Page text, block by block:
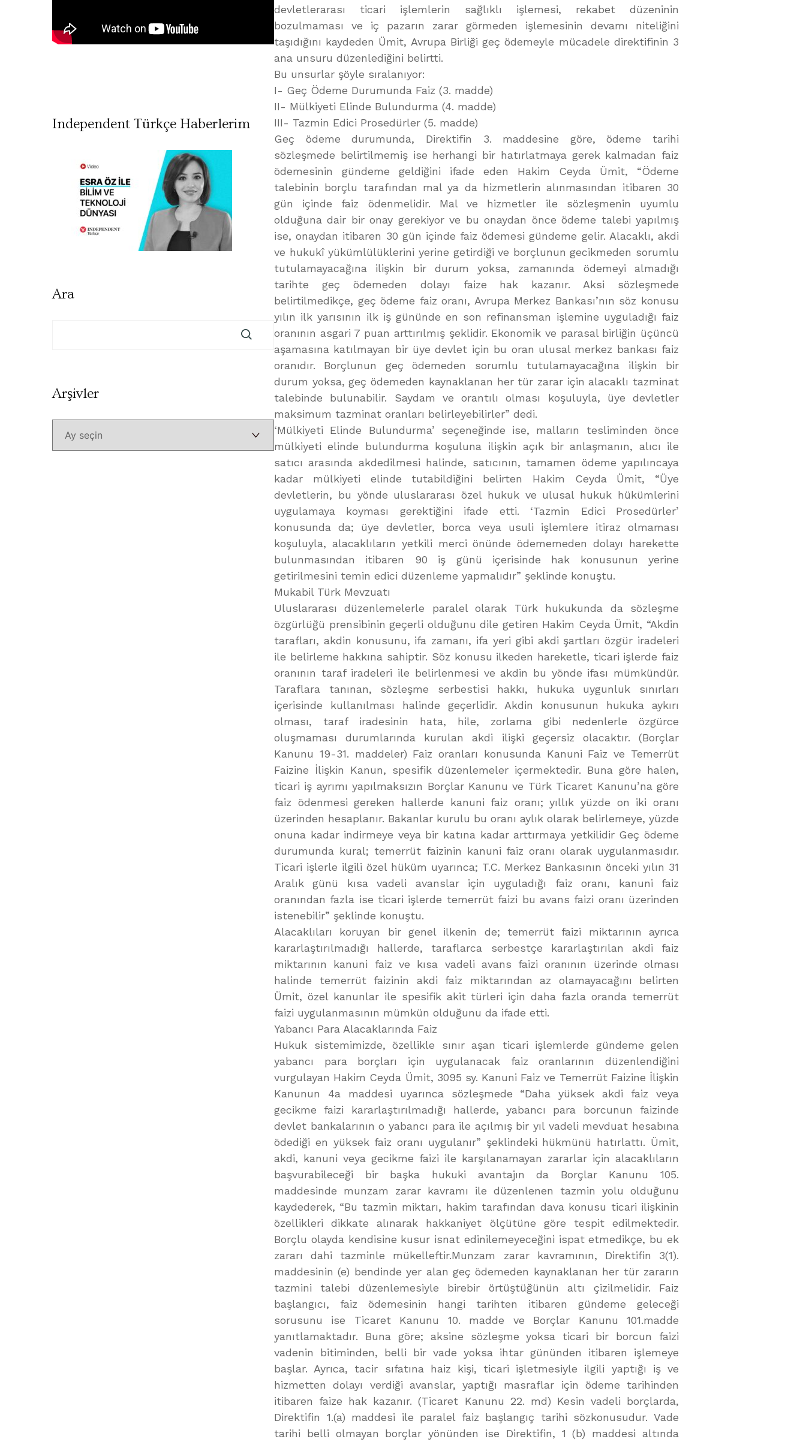
devletlerarası ticari işlemlerin sağlıklı işlemesi, rekabet düzeninin
bozulmaması ve iç pazarın zarar görmeden işlemesinin devamı niteliğini
taşıdığını kaydeden Ümit, Avrupa Birliği geç ödemeyle mücadele direktifinin 3
ana unsuru düzenlediğini belirtti.
Bu unsurlar şöyle sıralanıyor:
I- Geç Ödeme Durumunda Faiz (3. madde)
II- Mülkiyeti Elinde Bulundurma (4. madde)
III- Tazmin Edici Prosedürler (5. madde)
Geç ödeme durumunda, Direktifin 3. maddesine göre, ödeme tarihi
sözleşmede belirtilmemiş ise herhangi bir hatırlatmaya gerek kalmadan faiz
ödemesinin gündeme geldiğini ifade eden Hakim Ceyda Ümit, “Ödeme
talebinin borçlu tarafından mal ya da hizmetlerin alınmasından itibaren 30
gün içinde faiz ödenmelidir. Mal ve hizmetler ile sözleşmenin uyumlu
olduğuna dair bir onay gerekiyor ve bu onaydan önce ödeme talebi yapılmış
ise, onaydan itibaren 30 gün içinde faiz ödemesi gündeme gelir. Alacaklı, akdi
ve hukukî yükümlülüklerini yerine getirdiği ve borçlunun gecikmeden sorumlu
tutulamayacağına ilişkin bir durum yoksa, zamanında ödemeyi almadığı
tarihte geç ödemeden dolayı faize hak kazanır. Aksi sözleşmede
belirtilmedikçe, geç ödeme faiz oranı, Avrupa Merkez Bankası’nın söz konusu
yılın ilk yarısının ilk iş gününde en son refinansman işlemine uyguladığı faiz
oranının asgari 7 puan arttırılmış şeklidir. Ekonomik ve parasal birliğin üçüncü
aşamasına katılmayan bir üye devlet için bu oran ulusal merkez bankası faiz
oranıdır. Borçlunun geç ödemeden sorumlu tutulamayacağına ilişkin bir
durum yoksa, geç ödemeden kaynaklanan her tür zarar için alacaklı tazminat
talebinde bulunabilir. Saydam ve orantılı olması koşuluyla, üye devletler
maksimum tazminat oranları belirleyebilirler” dedi.
‘Mülkiyeti Elinde Bulundurma’ seçeneğinde ise, malların tesliminden önce
mülkiyeti elinde bulundurma koşuluna ilişkin açık bir anlaşmanın, alıcı ile
satıcı arasında akdedilmesi halinde, satıcının, tamamen ödeme yapılıncaya
kadar mülkiyeti elinde tutabildiğini belirten Hakim Ceyda Ümit, “Üye
devletlerin, bu yönde uluslararası özel hukuk ve ulusal hukuk hükümlerini
uygulamaya koyması gerektiğini ifade etti. ‘Tazmin Edici Prosedürler’
konusunda da; üye devletler, borca veya usuli işlemlere itiraz olmaması
koşuluyla, alacaklıların yetkili merci önünde ödememeden dolayı harekette
bulunmasından itibaren 90 iş günü içerisinde hak konusunun yerine
getirilmesini temin edici düzenleme yapmalıdır” şeklinde konuştu.
Mukabil Türk Mevzuatı
Uluslararası düzenlemelerle paralel olarak Türk hukukunda da sözleşme
özgürlüğü prensibinin geçerli olduğunu dile getiren Hakim Ceyda Ümit, “Akdin
tarafları, akdin konusunu, ifa zamanı, ifa yeri gibi akdi şartları özgür iradeleri
ile belirleme hakkına sahiptir. Söz konusu ilkeden hareketle, ticari işlerde faiz
oranının taraf iradeleri ile belirlenmesi ve akdin bu yönde ifası mümkündür.
Taraflara tanınan, sözleşme serbestisi hakkı, hukuka uygunluk sınırları
içerisinde kullanılması halinde geçerlidir. Akdin konusunun hukuka aykırı
olması, taraf iradesinin hata, hile, zorlama gibi nedenlerle özgürce
oluşmaması durumlarında kurulan akdi ilişki geçersiz olacaktır. (Borçlar
Kanunu 19-31. maddeler) Faiz oranları konusunda Kanuni Faiz ve Temerrüt
Faizine İlişkin Kanun, spesifik düzenlemeler içermektedir. Buna göre halen,
ticari iş ayrımı yapılmaksızın Borçlar Kanunu ve Türk Ticaret Kanunu’na göre
faiz ödenmesi gereken hallerde kanuni faiz oranı; yıllık yüzde on iki oranı
üzerinden hesaplanır. Bakanlar kurulu bu oranı aylık olarak belirlemeye, yüzde
onuna kadar indirmeye veya bir katına kadar arttırmaya yetkilidir Geç ödeme
durumunda kural; temerrüt faizinin kanuni faiz oranı olarak uygulanmasıdır.
Ticari işlerle ilgili özel hüküm uyarınca; T.C. Merkez Bankasının önceki yılın 31
Aralık günü kısa vadeli avanslar için uyguladığı faiz oranı, kanuni faiz
oranından fazla ise ticari işlerde temerrüt faizi bu avans faizi oranı üzerinden
istenebilir” şeklinde konuştu.
Alacaklıları koruyan bir genel ilkenin de; temerrüt faizi miktarının ayrıca
kararlaştırılmadığı hallerde, taraflarca serbestçe kararlaştırılan akdi faiz
miktarının kanuni faiz ve kısa vadeli avans faizi oranının üzerinde olması
halinde temerrüt faizinin akdi faiz miktarından az olamayacağını belirten
Ümit, özel kanunlar ile spesifik akit türleri için daha fazla oranda temerrüt
faizi uygulanmasının mümkün olduğunu da ifade etti.
Yabancı Para Alacaklarında Faiz
Hukuk sistemimizde, özellikle sınır aşan ticari işlemlerde gündeme gelen
yabancı para borçları için uygulanacak faiz oranlarının düzenlendiğini
vurgulayan Hakim Ceyda Ümit, 3095 sy. Kanuni Faiz ve Temerrüt Faizine İlişkin
Kanunun 4a maddesi uyarınca sözleşmede “Daha yüksek akdi faiz veya
gecikme faizi kararlaştırılmadığı hallerde, yabancı para borcunun faizinde
devlet bankalarının o yabancı para ile açılmış bir yıl vadeli mevduat hesabına
ödediği en yüksek faiz oranı uygulanır” şeklindeki hükmünü hatırlattı. Ümit,
akdi, kanuni veya gecikme faizi ile karşılanamayan zararlar için alacaklıların
başvurabileceği bir başka hukuki avantajın da Borçlar Kanunu 105.
maddesinde munzam zarar kavramı ile düzenlenen tazmin yolu olduğunu
kaydederek, “Bu tazmin miktarı, hakim tarafından dava konusu ticari ilişkinin
özellikleri dikkate alınarak hakkaniyet ölçütüne göre tespit edilmektedir.
Borçlu olayda kendisine kusur isnat edinilemeyeceğini ispat etmedikçe, bu ek
zararı dahi tazminle mükelleftir.Munzam zarar kavramının, Direktifin 3(1).
maddesinin (e) bendinde yer alan geç ödemeden kaynaklanan her tür zararın
tazmini talebi düzenlemesiyle birebir örtüştüğünün altı çizilmelidir. Faiz
başlangıcı, faiz ödemesinin hangi tarihten itibaren gündeme geleceği
sorusunu ise Ticaret Kanunu 10. madde ve Borçlar Kanunu 101.madde
yanıtlamaktadır. Buna göre; aksine sözleşme yoksa ticari bir borcun faizi
vadenin bitiminden, belli bir vade yoksa ihtar gününden itibaren işlemeye
başlar. Ayrıca, tacir sıfatına haiz kişi, ticari işletmesiyle ilgili yaptığı iş ve
hizmetten dolayı verdiği avanslar, yaptığı masraflar için ödeme tarihinden
itibaren faize hak kazanır. (Ticaret Kanunu 22. md) Kesin vadeli borçlarda,
Direktifin 1.(a) maddesi ile paralel faiz başlangıç tarihi sözkonusudur. Vade
tarihi belli olmayan borçlar yönünden ise Direktifin, 1 (b) maddesi altında
Independent Türkçe Haberlerim
Ara
ArşivlerArşivler